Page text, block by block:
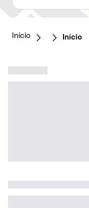
Início Início